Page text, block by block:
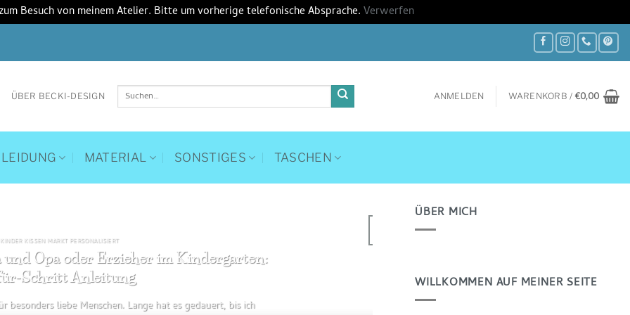
Besuch von meinem Atelier. Bitte um vorherige telefonische Absprache.Verwerfen
ÜBER BECKI-DESIGN
Suchen
nach:
ANMELDEN WARENKORB / €0,00
MATERIAL SONSTIGES TASCHEN
KISSEN MARKT PERSONALISIERT
Opa oder Erzieher im Kindergarten:
Schritt Anleitung
besonders liebe Menschen. Lange hat es gedauert, bis ich
12 Bilder am 12. des
ÜBER MICH
WILLKOMMEN AUF MEINER SEITE